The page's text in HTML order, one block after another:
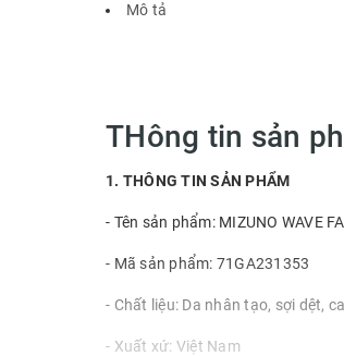
Mô tả
THông tin sản
1. THÔNG TIN SẢN PHẨM
- Tên sản phẩm: MIZUNO WAVE
- Mã sản phẩm: 71GA231353
- Chất liệu: Da nhân tạo, sợi dệt,
- Xuất xứ: Việt Nam